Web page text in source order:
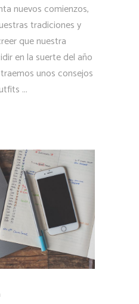
nuevos comienzos,
tradiciones y
que nuestra
en la suerte del año
unos consejos